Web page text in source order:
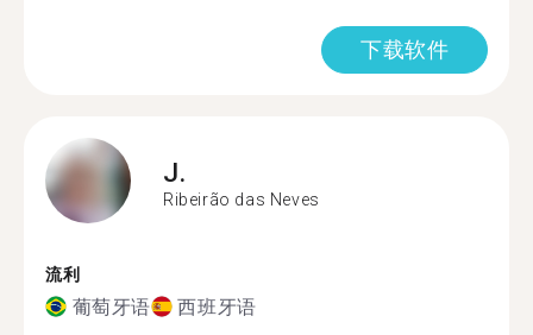
下载软件
J.
Ribeirão das Neves
流利
葡萄牙语 西班牙语